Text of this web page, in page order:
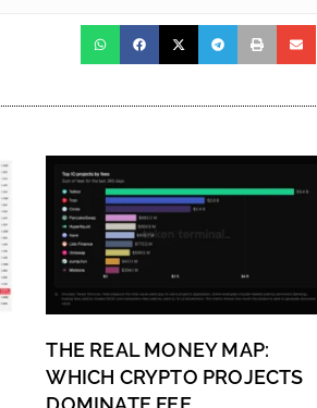
THE REAL MONEY MAP:
WHICH CRYPTO PROJECTS